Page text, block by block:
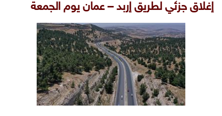
إغلاق جزئي لطريق إربد – عمان يوم الجمعة